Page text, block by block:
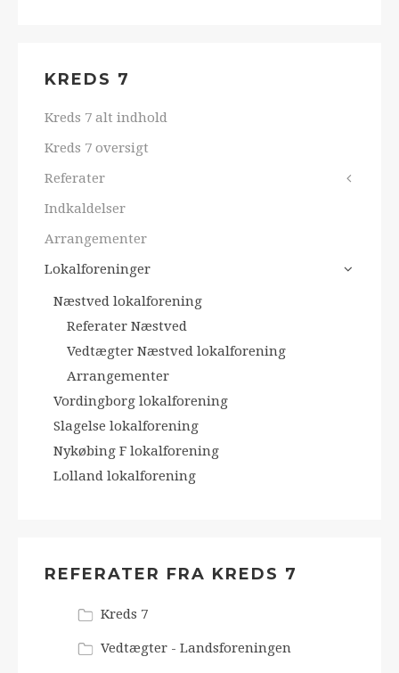
KREDS 7
Kreds 7 alt indhold
Kreds 7 oversigt
Referater
Indkaldelser
Arrangementer
Lokalforeninger
Næstved lokalforening
Referater Næstved
Vedtægter Næstved lokalforening
Arrangementer
Vordingborg lokalforening
Slagelse lokalforening
Nykøbing F lokalforening
Lolland lokalforening
REFERATER FRA KREDS 7
Kreds 7
Vedtægter - Landsforeningen